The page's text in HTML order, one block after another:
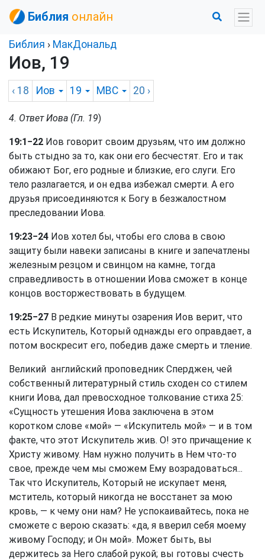
Библия онлайн
Библия › МакДональд
Иов, 19
‹ 18 Иов 19 MBC 20 ›
4. Ответ Иова (Гл. 19)
19:1−22 Иов говорит своим друзьям, что им должно
быть стыдно за то, как они его бесчестят. Его и так
обижают Бог, его родные и близкие, его слуги. Его
тело разлагается, и он едва избежал смерти. А его
друзья присоединяются к Богу в безжалостном
преследовании Иова.
19:23−24 Иов хотел бы, чтобы его слова в свою
защиту были навеки записаны в книге и запечатлены
железным резцом и свинцом на камне, тогда
справедливость в отношении Иова сможет в конце
концов восторжествовать в будущем.
19:25−27 В редкие минуты озарения Иов верит, что
есть Искупитель, Который однажды его оправдает, а
потом воскресит его, победив даже смерть и тление.
Великий английский проповедник Сперджен, чей
собственный литературный стиль сходен со стилем
книги Иова, дал превосходное толкование стиха 25:
«Сущность утешения Иова заключена в этом
коротком слове «мой» — «Искупитель мой» — и в том
факте, что этот Искупитель жив. О! это причащение к
Христу живому. Нам нужно получить в Нем что-то
свое, прежде чем мы сможем Ему возрадоваться...
Так что Искупитель, Который не искупает меня,
мститель, который никогда не восстанет за мою
кровь, — к чему они нам? Не успокаивайтесь, пока не
сможете с верою сказать: «да, я вверил себя моему
живому Господу; и Он мой». Может быть, вы
держитесь за Него слабой рукой; вы готовы счесть